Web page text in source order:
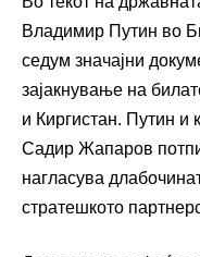
Владимир Путин во
седум значајни
зајакнување на
и Киргистан. Путин и
Садир Жапаров
нагласува
стратешкото